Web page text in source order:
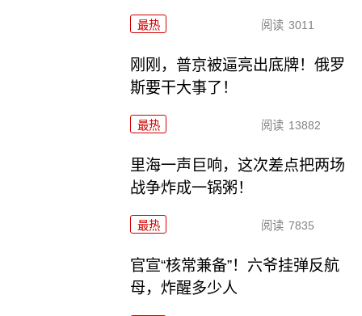
最热 阅读 3011
刚刚，普京被逼亮出底牌！俄罗
斯要干大事了！
最热 阅读 13882
里海一声巨响，这次差点把两场
战争炸成一锅粥！
最热 阅读 7835
官宣“核常兼备”！六爷挂弹反航
母，炸醒多少人